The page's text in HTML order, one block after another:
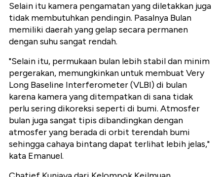
Selain itu kamera pengamatan yang diletakkan juga
tidak membutuhkan pendingin. Pasalnya Bulan
memiliki daerah yang gelap secara permanen
dengan suhu sangat rendah.
"Selain itu, permukaan bulan lebih stabil dan minim
pergerakan, memungkinkan untuk membuat Very
Long Baseline Interferometer (VLBI) di bulan
karena kamera yang ditempatkan di sana tidak
perlu sering dikoreksi seperti di bumi. Atmosfer
bulan juga sangat tipis dibandingkan dengan
atmosfer yang berada di orbit terendah bumi
sehingga cahaya bintang dapat terlihat lebih jelas,"
kata Emanuel.